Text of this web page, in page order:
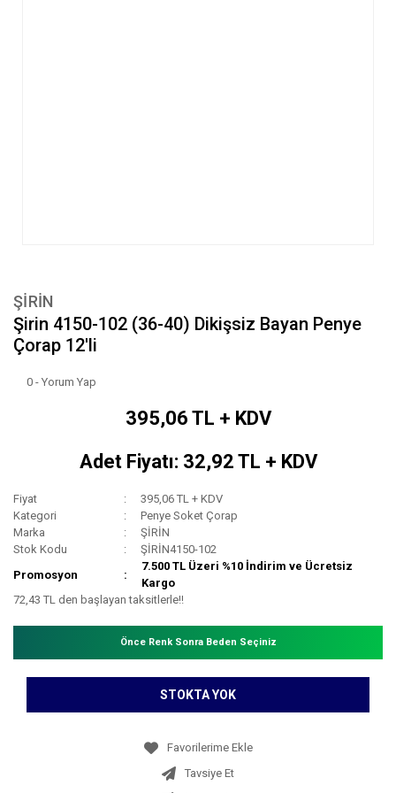
ŞİRİN
Şirin 4150-102 (36-40) Dikişsiz Bayan Penye
Çorap 12'li
0 - Yorum Yap
395,06 TL + KDV
Adet Fiyatı: 32,92 TL + KDV
Fiyat
395,06 TL + KDV
Kategori
Penye Soket Çorap
Marka
ŞİRİN
Stok Kodu
ŞİRİN4150-102
Promosyon
7.500 TL Üzeri %10 İndirim ve Ücretsiz
Kargo
72,43 TL den başlayan taksitlerle!!
Önce Renk Sonra Beden Seçiniz
STOKTA YOK
Tavsiye Et